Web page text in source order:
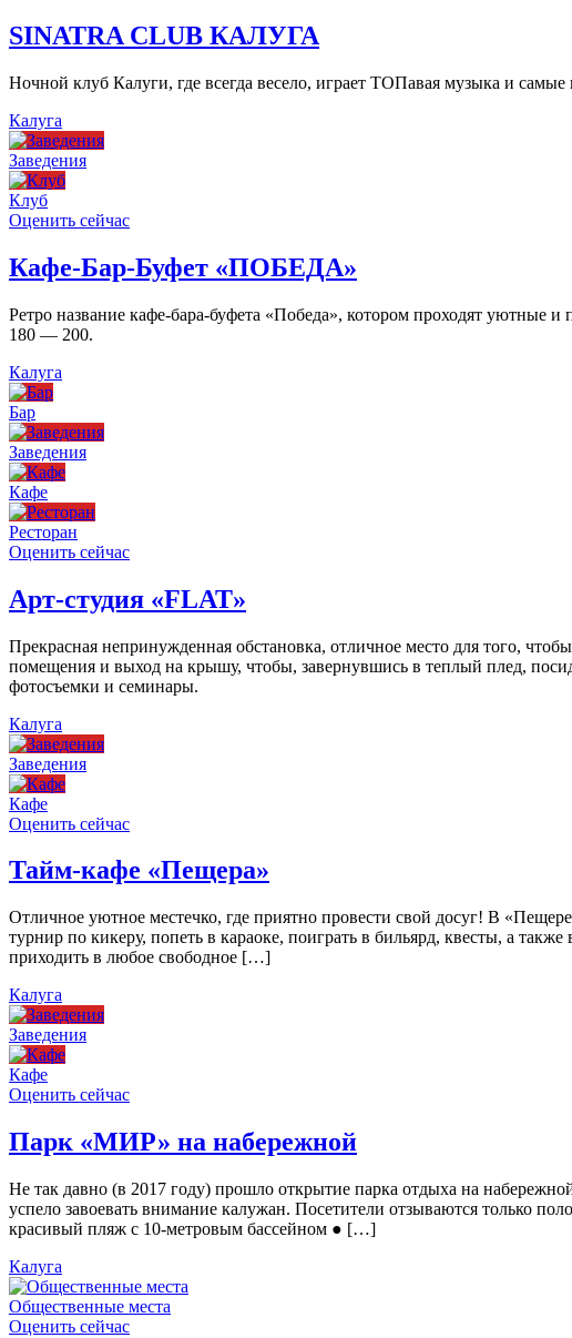
SINATRA CLUB КАЛУГА
Ночной клуб Калуги, где всегда весело, играет ТОПавая музыка и
Калуга
Заведения
Клуб
Оценить сейчас
Кафе-Бар-Буфет «ПОБЕДА»
Ретро название кафе-бара-буфета «Победа», котором проходят
180 — 200.
Калуга
Бар
Заведения
Кафе
Ресторан
Оценить сейчас
Арт-студия «FLAT»
Прекрасная непринужденная обстановка, отличное место для того,
помещения и выход на крышу, чтобы, завернувшись в теплый плед,
фотосъемки и семинары.
Калуга
Заведения
Кафе
Оценить сейчас
Тайм-кафе «Пещера»
Отличное уютное местечко, где приятно провести свой досуг! В
турнир по кикеру, попеть в караоке, поиграть в бильярд, квесты, а
приходить в любое свободное […]
Калуга
Заведения
Кафе
Оценить сейчас
Парк «МИР» на набережной
Не так давно (в 2017 году) прошло открытие парка отдыха на
успело завоевать внимание калужан. Посетители отзываются только
красивый пляж с 10-метровым бассейном ● […]
Калуга
Общественные места
Оценить сейчас